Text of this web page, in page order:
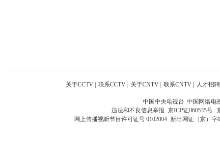
关于CCTV 联系CCTV 关于CNTV 联系CNTV 人才招聘
中国中央电视台 中国网络电
违法和不良信息举报 京ICP证060535号
网上传播视听节目许可证号 0102004 新出网证（京）